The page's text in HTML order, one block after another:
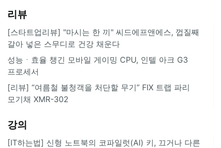
리뷰
[스타트업리뷰] "마시는 한 끼" 씨드에프앤에스, 껍질째
갈아 넣은 스무디로 건강 채운다
성능ㆍ효율 챙긴 모바일 게이밍 CPU, 인텔 아크 G3
프로세서
[리뷰] “여름철 불청객을 처단할 무기” FIX 트랩 파리
모기채 XMR-302
강의
[IT하는법] 신형 노트북의 코파일럿(AI) 키, 끄거나 다른